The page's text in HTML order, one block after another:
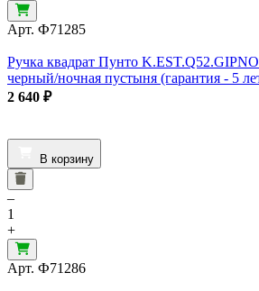
Арт. Ф71285
Ручка квадрат Пунто
черный/ночная пустыня (гарантия - 5
2 640 ₽
В корзину
–
1
+
Арт. Ф71286